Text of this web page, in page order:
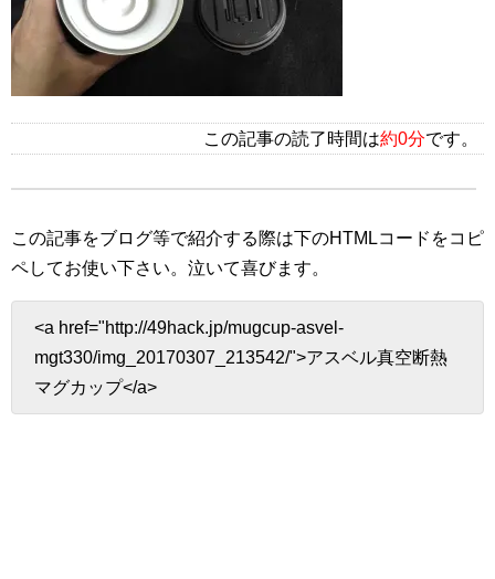
この記事の読了時間は約0分です。
この記事をブログ等で紹介する際は下のHTMLコードをコピ
ペしてお使い下さい。 泣いて喜びます。
<a href="http://49hack.jp/mugcup-asvel-
mgt330/img_20170307_213542/">アスベル真空断熱
マグカップ</a>